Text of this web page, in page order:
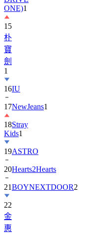
15
朴
寶
劍
1
16
17NewJeans
18Stray
Kids
19ASTRO
20Hearts2Hearts
21BOYNEXTDOOR
22
金
惠
奫